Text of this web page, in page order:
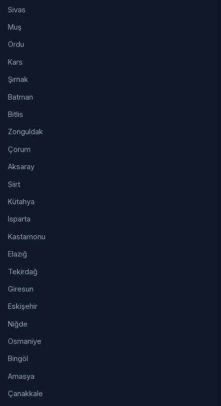
Sivas
Muş
Ordu
Kars
Şırnak
Batman
Bitlis
Zonguldak
Çorum
Aksaray
Siirt
Kütahya
Isparta
Kastamonu
Elazığ
Tekirdağ
Giresun
Eskişehir
Niğde
Osmaniye
Bingöl
Amasya
Çanakkale